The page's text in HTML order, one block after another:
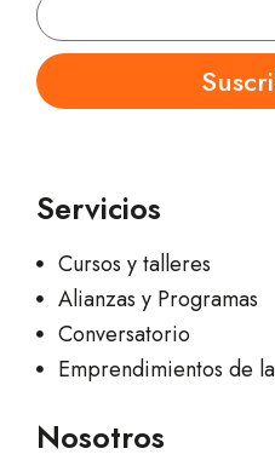
Servicios
Cursos y talleres
Alianzas y Programas
Conversatorio
Emprendimientos de
Nosotros